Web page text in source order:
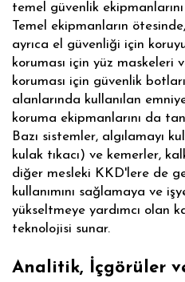
temel güvenlik
Temel ekipmanların
ayrıca el güvenliği için
koruması için yüz maskeleri
koruması için güvenlik
alanlarında kullanılan
koruma ekipmanlarını da
Bazı sistemler, algılamayı
kulak tıkacı) ve kemerler,
diğer mesleki KKD'lere de
kullanımını sağlamaya ve
yükseltmeye yardımcı olan
teknolojisi sunar.
Analitik, İçgörüler